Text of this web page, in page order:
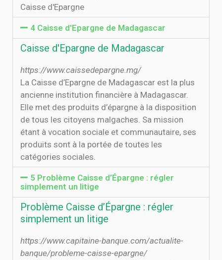
Caisse d'Epargne
4 Caisse d'Epargne de Madagascar
Caisse d'Epargne de Madagascar
https://www.caissedepargne.mg/
La Caisse d’Epargne de Madagascar est la plus
ancienne institution financière à Madagascar.
Elle met des produits d’épargne à la disposition
de tous les citoyens malgaches. Sa mission
étant à vocation sociale et communautaire, ses
produits sont à la portée de toutes les
catégories sociales.
5 Problème Caisse d’Épargne : régler
simplement un litige
Problème Caisse d’Épargne : régler
simplement un litige
https://www.capitaine-banque.com/actualite-
banque/probleme-caisse-epargne/